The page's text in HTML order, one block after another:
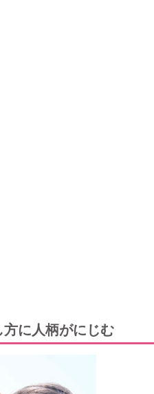
に人柄がにじむ